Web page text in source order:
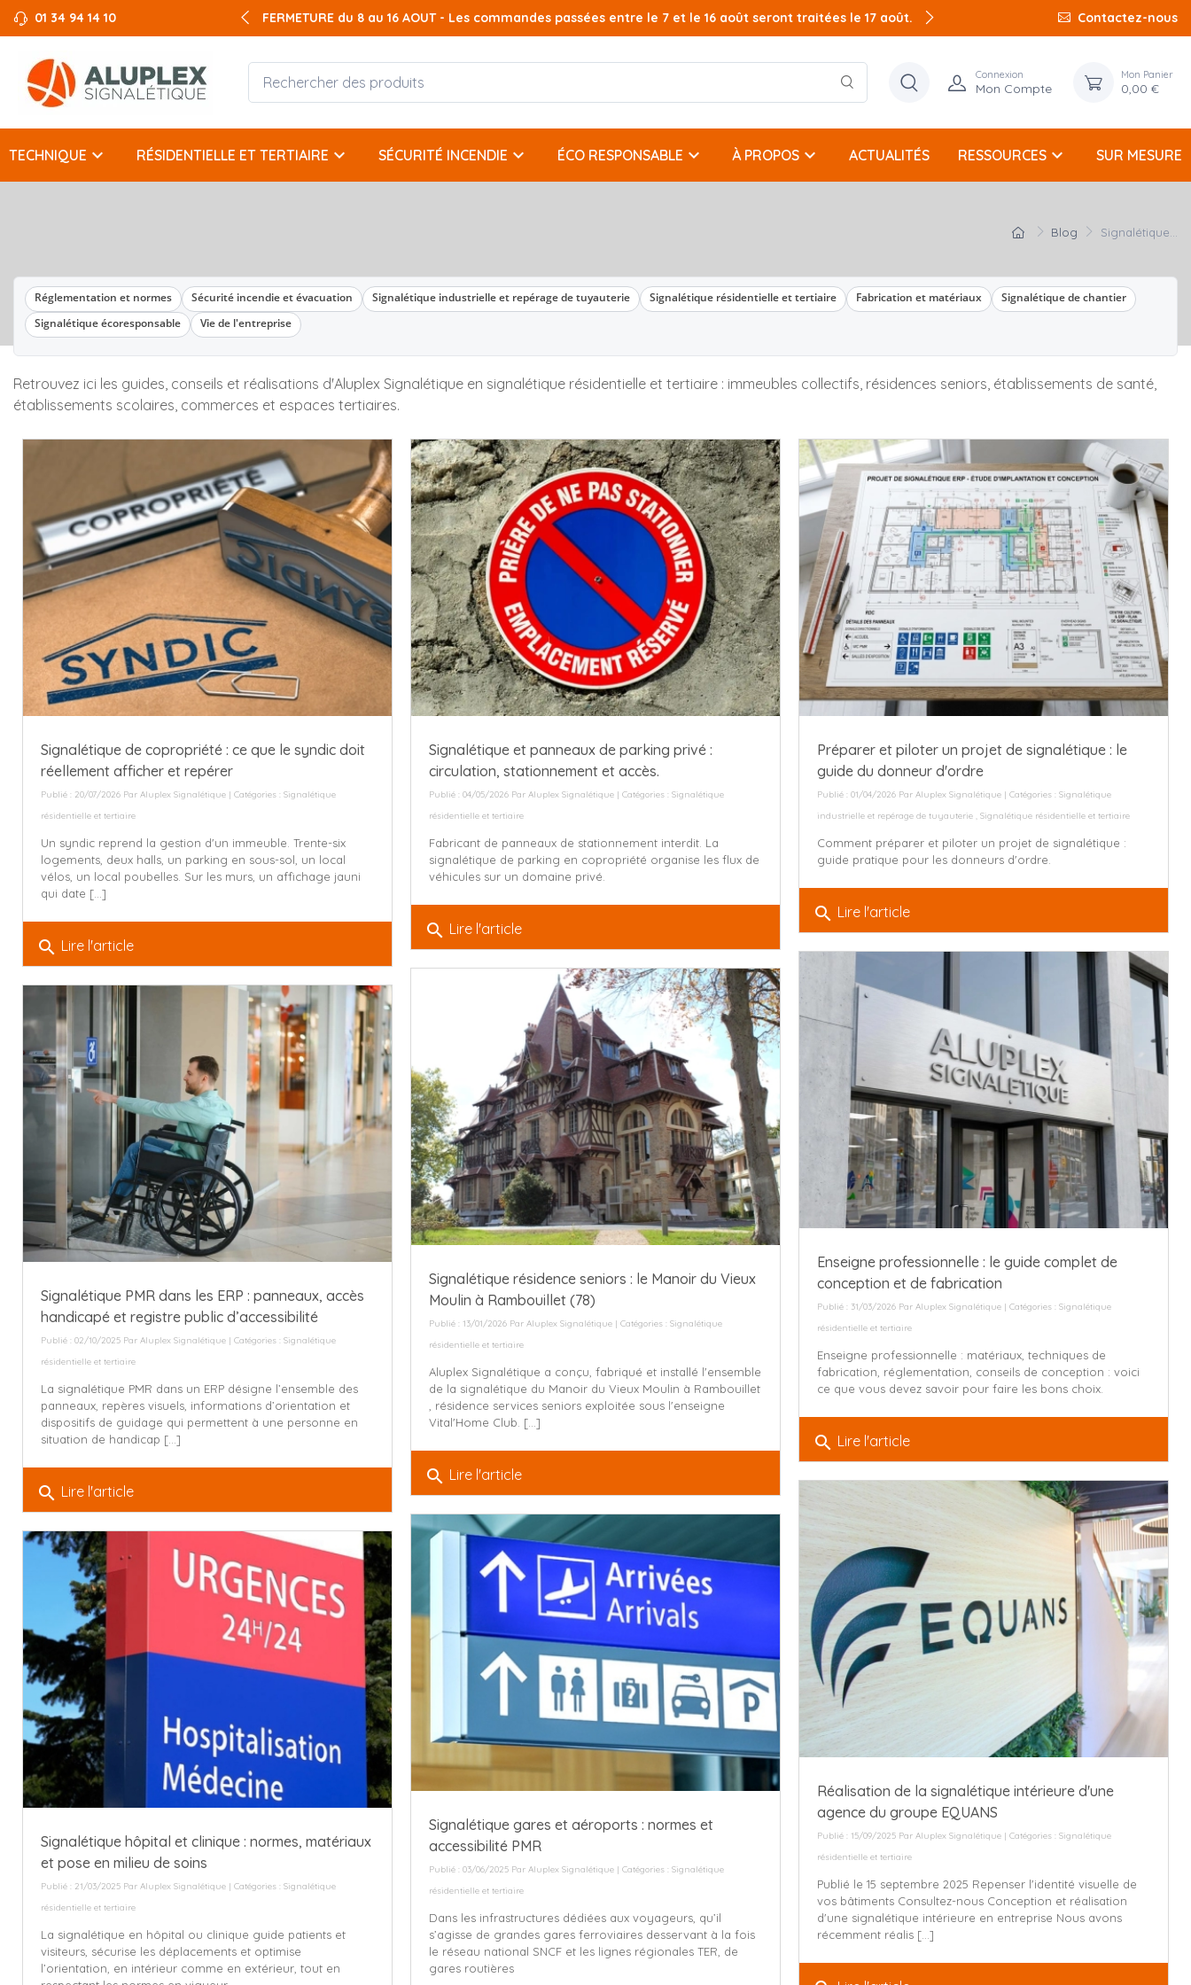
01 34 94 14 10 FERMETURE du 8 au 16 AOUT - Les commandes passées entre le 7 et le 16 août seront traitées le 17 août. Contactez-nous
Connexion
Mon Compte
Mon Panier
0,00 €
TECHNIQUE keyboard_arrow_down RÉSIDENTIELLE ET TERTIAIRE keyboard_arrow_down SÉCURITÉ INCENDIE keyboard_arrow_down ÉCO RESPONSABLE keyboard_arrow_down À PROPOS keyboard_arrow_down ACTUALITÉS RESSOURCES keyboard_arrow_down SUR MESURE
Blog Signalétique...
Réglementation et normes Sécurité incendie et évacuation Signalétique industrielle et repérage de tuyauterie Signalétique résidentielle et tertiaire Fabrication et matériaux
Signalétique de chantier
Signalétique écoresponsable
Vie de l'entreprise
Retrouvez ici les guides, conseils et réalisations d'Aluplex Signalétique en signalétique résidentielle et tertiaire : immeubles collectifs, résidences seniors, établissements de santé,
établissements scolaires, commerces et espaces tertiaires.
Signalétique de copropriété : ce que le syndic doit
réellement afficher et repérer
Publié : 20/07/2026 Par Aluplex Signalétique | Catégories : Signalétique
résidentielle et tertiaire
Un syndic reprend la gestion d'un immeuble. Trente-six
logements, deux halls, un parking en sous-sol, un local
vélos, un local poubelles. Sur les murs, un affichage jauni
qui date [...]
search Lire l'article
Signalétique et panneaux de parking privé :
circulation, stationnement et accès.
Publié : 04/05/2026 Par Aluplex Signalétique| Catégories : Signalétique
résidentielle et tertiaire
Fabricant de panneaux de stationnement interdit. La
signalétique de parking en copropriété organise les flux de
véhicules sur un domaine privé.
search Lire l'article
Préparer et piloter un projet de signalétique : le
guide du donneur d'ordre
Publié : 01/04/2026 Par Aluplex Signalétique| Catégories : Signalétique
industrielle et repérage de tuyauterie, Signalétique résidentielle et tertiaire
Comment préparer et piloter un projet de signalétique :
guide pratique pour les donneurs d'ordre.
search Lire l'article
Enseigne professionnelle : le guide complet de
conception et de fabrication
Publié : 31/03/2026 Par Aluplex Signalétique| Catégories : Signalétique
résidentielle et tertiaire
Enseigne professionnelle : matériaux, techniques de
fabrication, réglementation, conseils de conception : voici
ce que vous devez savoir pour faire les bons choix.
search Lire l'article
Signalétique résidence seniors : le Manoir du Vieux
Moulin à Rambouillet (78)
Publié : 13/01/2026 Par Aluplex Signalétique| Catégories : Signalétique
résidentielle et tertiaire
Aluplex Signalétique a conçu, fabriqué et installé l'ensemble
de la signalétique du Manoir du Vieux Moulin à Rambouillet
, résidence services seniors exploitée sous l'enseigne
Vital'Home Club. [...]
search Lire l'article
Signalétique PMR dans les ERP : panneaux, accès
handicapé et registre public d’accessibilité
Publié : 02/10/2025 Par Aluplex Signalétique | Catégories : Signalétique
résidentielle et tertiaire
La signalétique PMR dans un ERP désigne l’ensemble des
panneaux, repères visuels, informations d’orientation et
dispositifs de guidage qui permettent à une personne en
situation de handicap [...]
search Lire l'article
Réalisation de la signalétique intérieure d'une
agence du groupe EQUANS
Publié : 15/09/2025 Par Aluplex Signalétique| Catégories : Signalétique
résidentielle et tertiaire
Publié le 15 septembre 2025 Repenser l'identité visuelle de
vos bâtiments Consultez-nous Conception et réalisation
d'une signalétique intérieure en entreprise Nous avons
récemment réalis [...]
Signalétique gares et aéroports : normes et
accessibilité PMR
Publié : 03/06/2025 Par Aluplex Signalétique| Catégories : Signalétique
résidentielle et tertiaire
Dans les infrastructures dédiées aux voyageurs, qu’il
s’agisse de grandes gares ferroviaires desservant à la fois
le réseau national SNCF et les lignes régionales TER, de
gares routières
Signalétique hôpital et clinique : normes, matériaux
et pose en milieu de soins
Publié : 21/03/2025 Par Aluplex Signalétique | Catégories : Signalétique
résidentielle et tertiaire
La signalétique en hôpital ou clinique guide patients et
visiteurs, sécurise les déplacements et optimise
l’orientation, en intérieur comme en extérieur, tout en